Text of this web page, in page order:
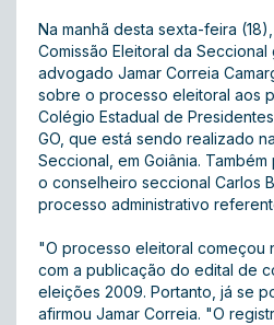
Na manhã desta sexta-feira
Comissão Eleitoral da Seccional
advogado Jamar Correia
sobre o processo eleitoral aos
Colégio Estadual de
GO, que está sendo realizado
Seccional, em Goiânia.
o conselheiro seccional Carlos
processo administrativo
"O processo eleitoral começou
com a publicação do edital de
eleições 2009. Portanto, já se
afirmou Jamar Correia. "O